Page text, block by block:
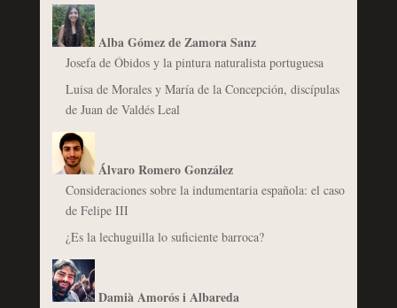
Alba Gómez de Zamora Sanz
Josefa de Óbidos y la pintura naturalista portuguesa
Luisa de Morales y María de la Concepción, discípulas
de Juan de Valdés Leal
Álvaro Romero González
Consideraciones sobre la indumentaria española: el caso
de Felipe III
¿Es la lechuguilla lo suficiente barroca?
Damià Amorós i Albareda